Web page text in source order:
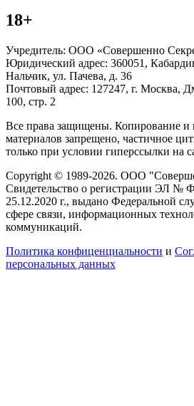
18+
Учредитель: ООО «Совершенно
Юридический адрес: 360051,
Нальчик, ул. Пачева, д. 36
Почтовый адрес: 127247, г. Москва,
100, стр. 2
Все права защищены. Копирование и
материалов запрещено, частичное
только при условии гиперссылки на
Copyright © 1989-2026. ООО
Свидетельство о регистрации ЭЛ №
25.12.2020 г., выдано Федеральной
сфере связи, информационных
коммуникаций.
Политика конфиценциальности и
персональных данных